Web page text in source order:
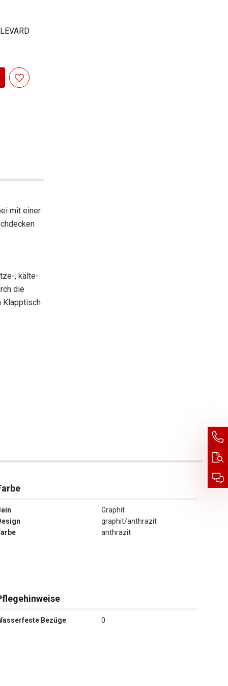
mit einer
, kälte-
die
Klapptisch
Graphit
graphit/anthrazit
anthrazit
Bezüge 0